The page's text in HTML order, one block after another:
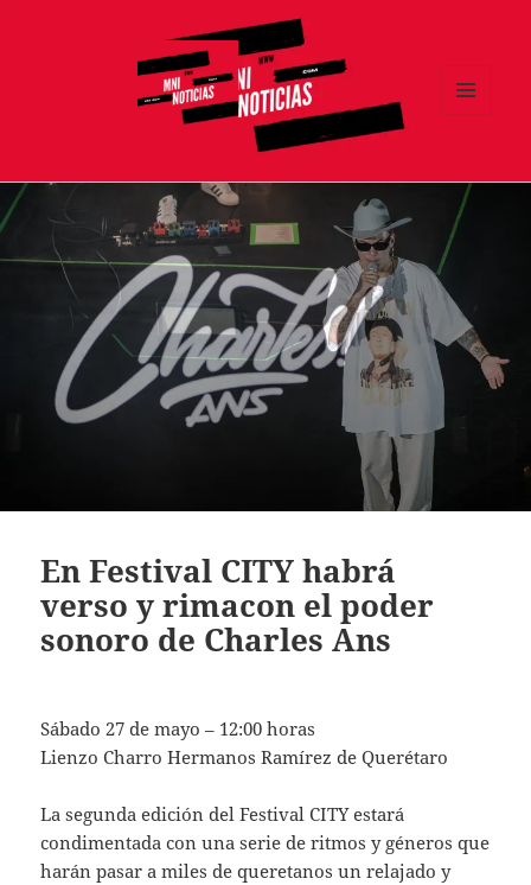
En Festival CITY habrá
verso y rimacon el poder
sonoro de Charles Ans
Sábado 27 de mayo – 12:00 horas
Lienzo Charro Hermanos Ramírez de Querétaro
La segunda edición del Festival CITY estará
condimentada con una serie de ritmos y géneros que
harán pasar a miles de queretanos un relajado y